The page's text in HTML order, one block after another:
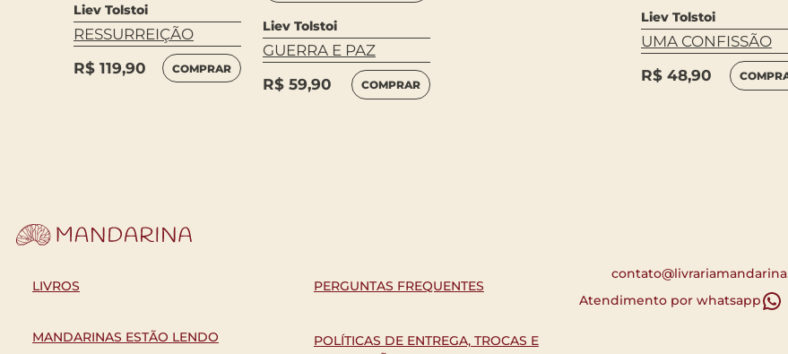
Liev Tolstoi
RESSURREIÇÃO
R$ 119,90 COMPRAR
Liev Tolstoi
GUERRA E PAZ
R$ 59,90 COMPRAR
Liev Tolstoi
UMA CONFISSÃO
R$ 48,90
LIVROS
MANDARINAS ESTÃO LENDO
PERGUNTAS FREQUENTES
POLÍTICAS DE ENTREGA, TROCAS E
Atendimento por whatsapp